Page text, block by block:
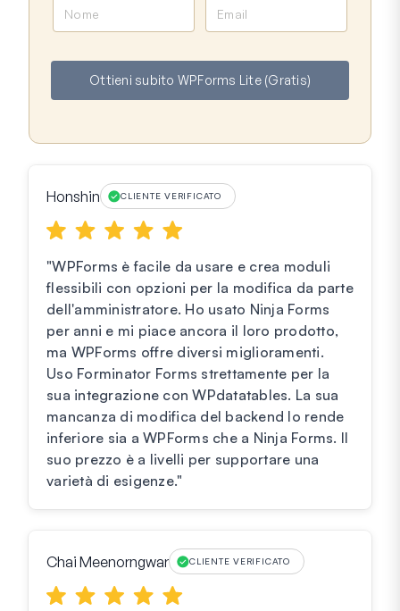
e
i
l
Ottieni subito WPForms Lite (Gratis)
Honshin CLIENTE VERIFICATO
"WPForms è facile da usare e crea moduli
flessibili con opzioni per la modifica da parte
dell'amministratore. Ho usato Ninja Forms
per anni e mi piace ancora il loro prodotto,
ma WPForms offre diversi miglioramenti.
Uso Forminator Forms strettamente per la
sua integrazione con WPdatatables. La sua
mancanza di modifica del backend lo rende
inferiore sia a WPForms che a Ninja Forms. Il
suo prezzo è a livelli per supportare una
varietà di esigenze."
Chai Meenorngwar CLIENTE VERIFICATO